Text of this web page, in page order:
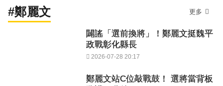
#鄭麗文 更多
闢謠「選前換將」！鄭麗文挺魏平
政戰彰化縣長
2026-07-28 20:17
鄭麗文站C位敲戰鼓！ 選將當背板